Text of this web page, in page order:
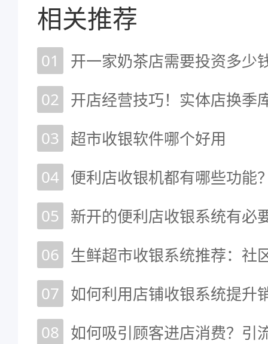
相关推荐
01
02
03
超市收银软件哪个好用
04 便利店收银机都有哪些功能
05
新开的便利店收银系统有必
06 生鲜超市收银系统推荐：社
07 如何利用店铺收银系统提升
08 如何吸引顾客进店消费？引